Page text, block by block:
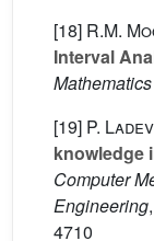
[18] R.M.
Interval
[19] P.
knowledge
Computer
Engineering
4710